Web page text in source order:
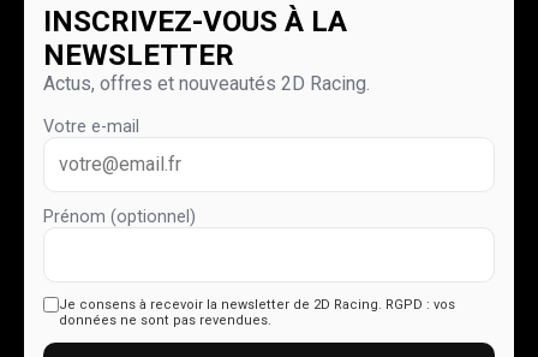
INSCRIVEZ-VOUS À LA
NEWSLETTER
Actus, offres et nouveautés 2D Racing.
Votre e-mail
Prénom (optionnel)
Je consens à recevoir la newsletter de 2D Racing. RGPD : vos
données ne sont pas revendues.